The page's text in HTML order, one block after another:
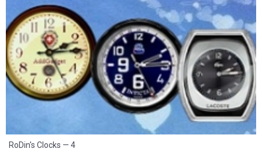
8 2
RoDin's Clocks — 4